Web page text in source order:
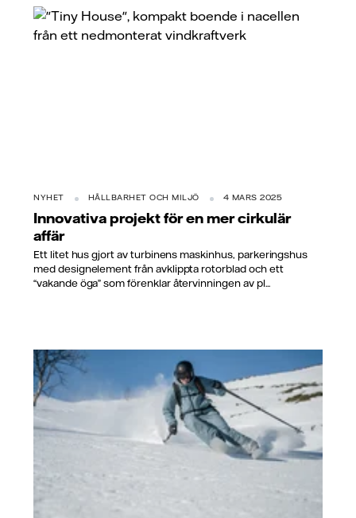
NYHET HÅLLBARHET OCH MILJÖ 4 MARS 2025
Innovativa projekt för en mer cirkulär
affär
Ett litet hus gjort av turbinens maskinhus, parkeringshus
med designelement från avklippta rotorblad och ett
“vakande öga” som förenklar återvinningen av pl...